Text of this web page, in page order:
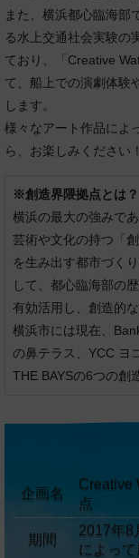
また、横浜都心臨海部
る水上交通社会実験の
ており、「Creative
て、船上での演劇体験
します。
様々なアート作品によ
ら、お楽しみください！
※創造界隈拠点とは？
横浜の最大の強みで
芸術や文化の持つ「
を生み出す都市づく
して、都心臨海部の
有効活用し、創造的
横浜市には現在、
の鼻テラス、YCC ヨ
THE BAYSの6つの創
企画名
Creative
点
期間
2017年
によって